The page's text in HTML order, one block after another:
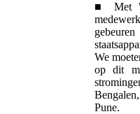
■ Met
We
op dit
Pune.